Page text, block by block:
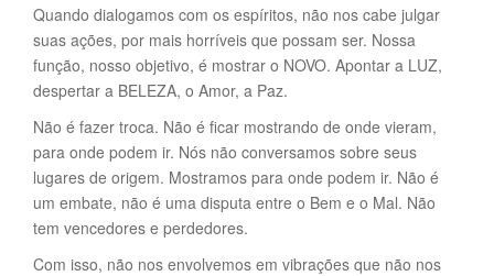
Quando dialogamos com os espíritos, não nos cabe julgar
suas ações, por mais horríveis que possam ser. Nossa
função, nosso objetivo, é mostrar o NOVO. Apontar a LUZ,
despertar a BELEZA, o Amor, a Paz.
Não é fazer troca. Não é ficar mostrando de onde vieram,
para onde podem ir. Nós não conversamos sobre seus
lugares de origem. Mostramos para onde podem ir. Não é
um embate, não é uma disputa entre o Bem e o Mal. Não
tem vencedores e perdedores.
Com isso, não nos envolvemos em vibrações que não nos